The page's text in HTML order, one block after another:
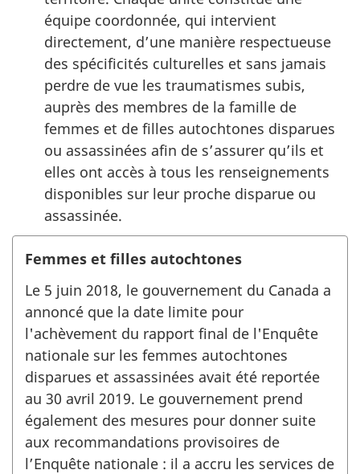
équipe coordonnée, qui intervient
directement, d’une manière respectueuse
des spécificités culturelles et sans jamais
perdre de vue les traumatismes subis,
auprès des membres de la famille de
femmes et de filles autochtones disparues
ou assassinées afin de s’assurer qu’ils et
elles ont accès à tous les renseignements
disponibles sur leur proche disparue ou
assassinée.
Femmes et filles autochtones
Le 5 juin 2018, le gouvernement du Canada a
annoncé que la date limite pour
l'achèvement du rapport final de l'Enquête
nationale sur les femmes autochtones
disparues et assassinées avait été reportée
au 30 avril 2019. Le gouvernement prend
également des mesures pour donner suite
aux recommandations provisoires de
l’Enquête nationale : il a accru les services de